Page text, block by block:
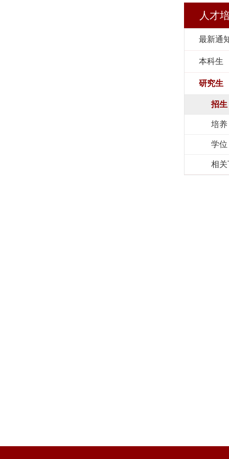
人才
最新通
本科生
研究生
招生
培养
学位
相